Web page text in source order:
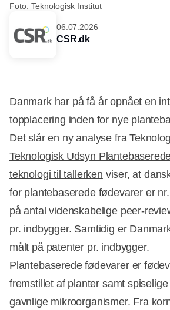
Foto: Teknologisk Institut
06.07.2026
CSR.dk
Danmark har på få år opnået en
topplacering inden for nye
Det slår en ny analyse fra
Teknologisk Udsyn
teknologi til tallerken viser, at
for plantebaserede fødevarer er
på antal videnskabelige peer-
pr. indbygger. Samtidig er
målt på patenter pr. indbygger.
Plantebaserede fødevarer er
fremstillet af planter samt
gavnlige mikroorganismer. Fra